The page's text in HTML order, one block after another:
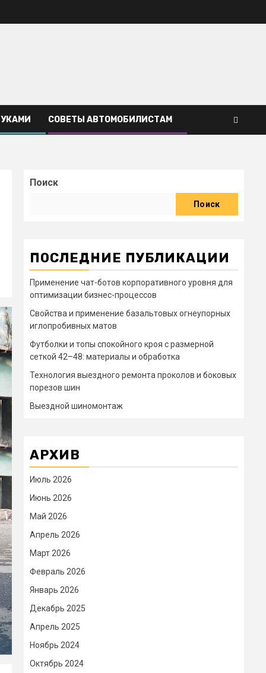
СОВЕТЫ АВТОМОБИЛИСТАМ
Поиск
Поиск
ПОСЛЕДНИЕ ПУБЛИКАЦИИ
Применение чат-ботов корпоративного уровня для
оптимизации бизнес-процессов
Свойства и применение базальтовых огнеупорных
иглопробивных матов
Футболки и топы спокойного кроя с размерной
сеткой 42–48: материалы и обработка
Технология выездного ремонта проколов и боковых
порезов шин
Выездной шиномонтаж
АРХИВ
Июль 2026
Июнь 2026
Май 2026
Апрель 2026
Март 2026
Февраль 2026
Январь 2026
Декабрь 2025
Апрель 2025
Ноябрь 2024
Октябрь 2024